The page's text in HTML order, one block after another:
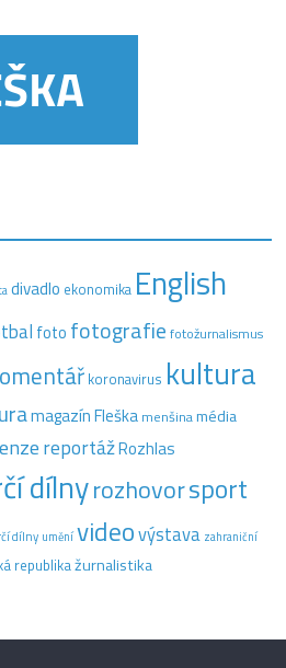
divadlo ekonomika English
foto fotografie fotožurnalismus
koronavirus kultura
magazín Fleška menšinamédia
reportážRozhlas
dílnyrozhovorsport
dílny uměnívideovýstava zahraniční
republikažurnalistika